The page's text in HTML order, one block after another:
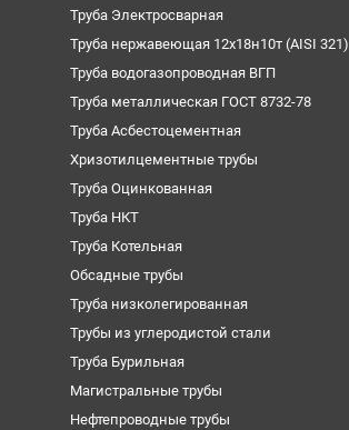
Труба Электросварная
Труба нержавеющая 12х18н10т (AISI 321)
Труба водогазопроводная ВГП
Труба металлическая ГОСТ 8732-78
Труба Асбестоцементная
Хризотилцементные трубы
Труба Оцинкованная
Труба НКТ
Труба Котельная
Обсадные трубы
Труба низколегированная
Трубы из углеродистой стали
Труба Бурильная
Магистральные трубы
Нефтепроводные трубы